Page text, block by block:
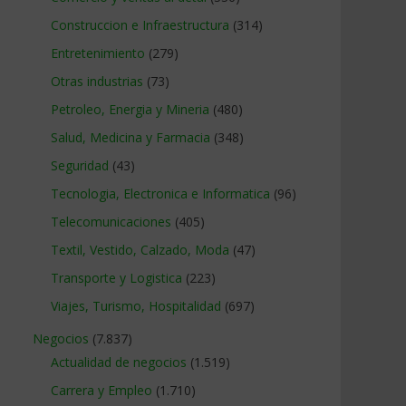
Construccion e Infraestructura (314)
Entretenimiento (279)
Otras industrias (73)
Petroleo, Energia y Mineria (480)
Salud, Medicina y Farmacia (348)
Seguridad (43)
Tecnologia, Electronica e Informatica (96)
Telecomunicaciones (405)
Textil, Vestido, Calzado, Moda (47)
Transporte y Logistica (223)
Viajes, Turismo, Hospitalidad (697)
Negocios (7.837)
Actualidad de negocios (1.519)
Carrera y Empleo (1.710)